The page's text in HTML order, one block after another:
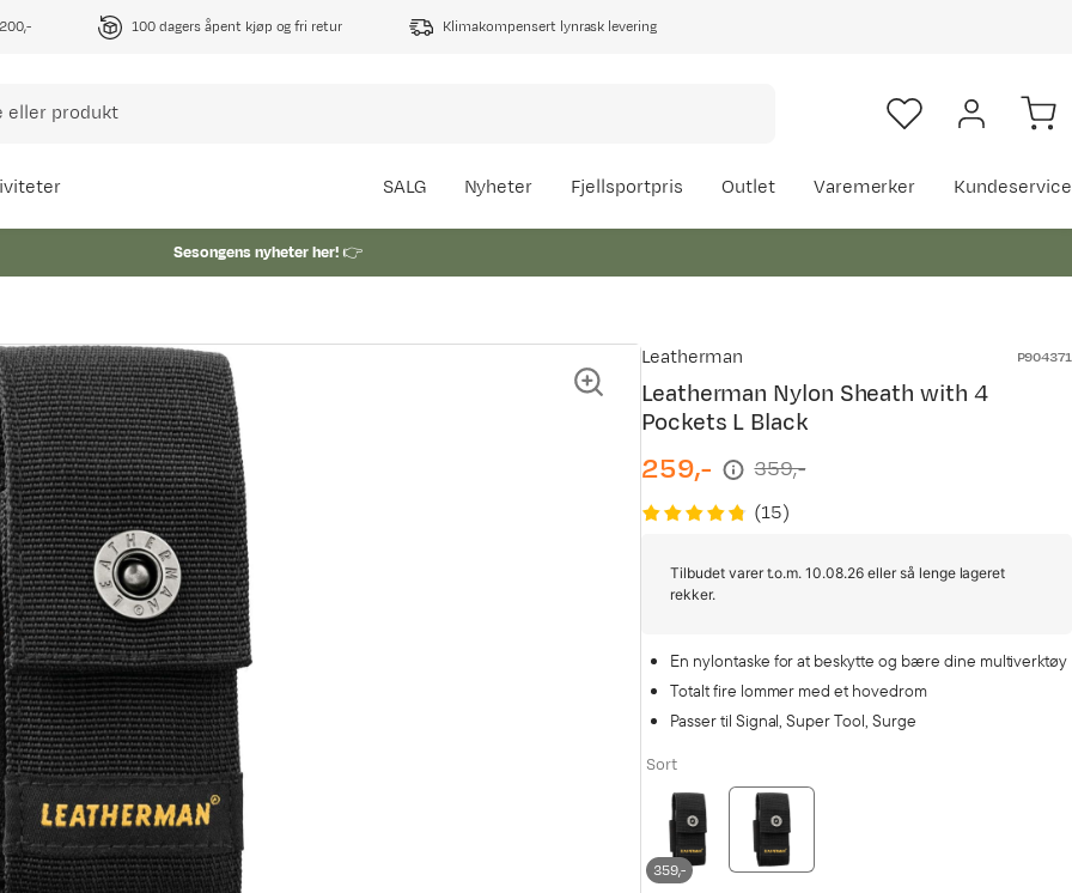
100 dagers åpent kjøp og fri retur Klimakompensert lynrask levering
SALG Nyheter Fjellsportpris Outlet Varemerker Kundeservice
Sesongens nyheter her!👉
Leatherman P904371
Leatherman Nylon Sheath with 4
Pockets L Black
discounted
price
259,-
original
price
359,-
(15)
Tilbudet varer t.o.m. 10.08.26 eller så lenge lageret
rekker.
En nylontaske for at beskytte og bære dine multiverktøy
Totalt fire lommer med et hovedrom
Passer til Signal, Super Tool, Surge
Sort
359,-